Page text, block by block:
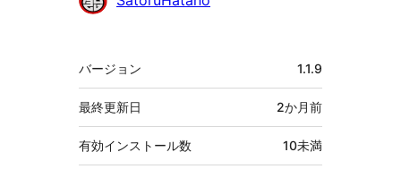
メ
タ
バージョン 1.1.9
最終更新日 2か月前
有効インストール数 10未満